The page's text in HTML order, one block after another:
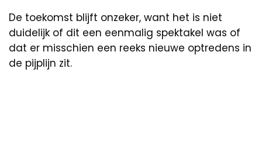
De toekomst blijft onzeker, want het is niet
duidelijk of dit een eenmalig spektakel was of
dat er misschien een reeks nieuwe optredens in
de pijplijn zit.